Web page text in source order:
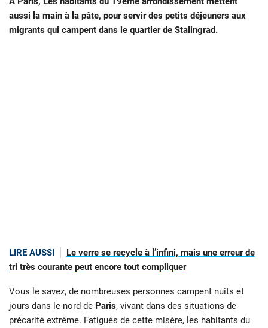
aussi la main à la pâte, pour servir des petits déjeuners aux
migrants qui campent dans le quartier de Stalingrad.
LIRE AUSSI
Le verre se recycle à l’infini, mais une erreur de
tri très courante peut encore tout compliquer
Vous le savez, de nombreuses personnes campent nuits et
jours dans le nord de Paris, vivant dans des situations de
précarité extrême. Fatigués de cette misère, les habitants du